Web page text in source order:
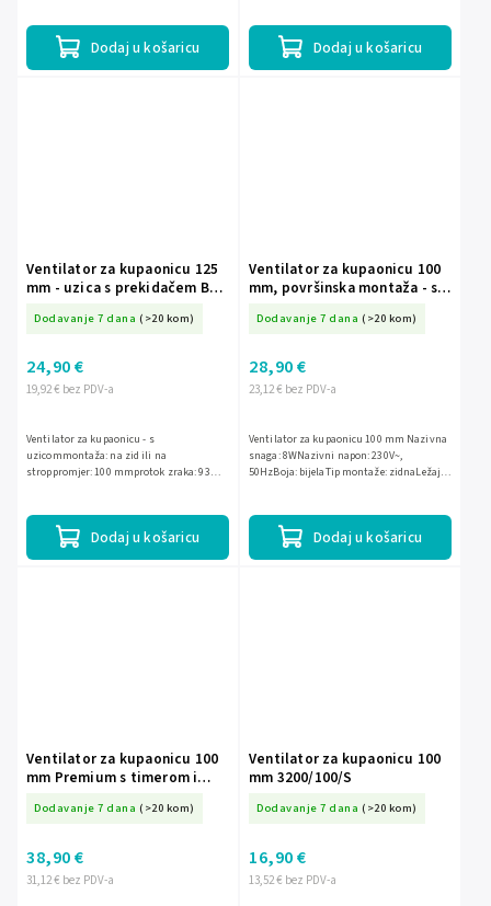
Dodaj u košaricu Dodaj u košaricu
Ventilator za kupaonicu 125
mm - uzica s prekidačem BF-
Dodavanje 7 dana (>20 kom)
19,92 € bez PDV-a
24,90 €
Dodaj u košaricu
Ventilator za kupaonicu - s
uzicommontaža: na zid ili na
stroppromjer: 100 mmprotok zraka: 93
Ventilator za kupaonicu 100
mm, površinska montaža - s
Dodavanje 7 dana (>20 kom)
23,12 € bez PDV-a
28,90 €
Dodaj u košaricu
Ventilator za kupaonicu 100 mm Nazivna
snaga: 8WNazivni napon: 230V~,
50HzBoja: bijelaTip montaže: zidnaLežaj:
Ventilator za kupaonicu 100
mm Premium s timerom i
Dodavanje 7 dana (>20 kom)
31,12 € bez PDV-a
38,90 €
Ventilator za kupaonicu 100
mm 3200/100/S
Dodavanje 7 dana (>20 kom)
13,52 € bez PDV-a
16,90 €